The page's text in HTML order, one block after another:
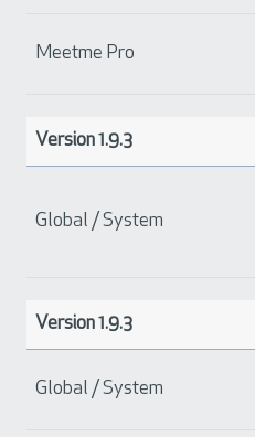
Meetme Pro
Version 1.9.3
Global / System
Version 1.9.3
Global / System